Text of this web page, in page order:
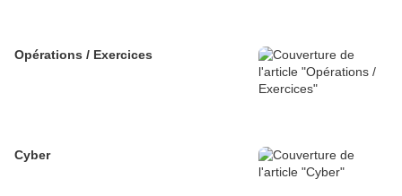
Opérations / Exercices
Cyber